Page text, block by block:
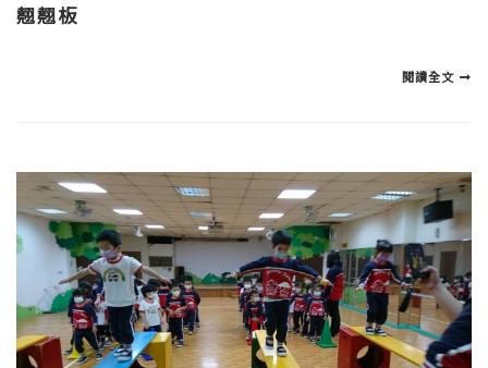
翹翹板
閱讀全文